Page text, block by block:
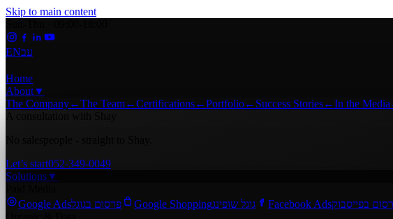
Skip to main content
ENעב
Home
About▼
The Company←The Team←Certifications←Portfolio← Success Stories←In the Media
Let’s start052-349-0049
Solutions▼
Google Adsפרסום בגוגל Google Shoppingגוגל שופינג Facebook Adsבפייסבוק